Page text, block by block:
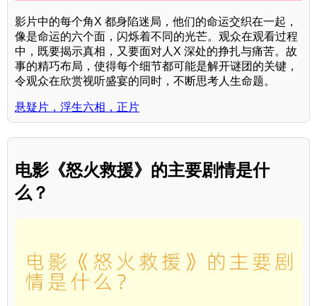
影片中的每个角X 都身陷迷局，他们的命运交织在一起，
像是命运的六个面，闪烁着不同的光芒。观众在观看过程
中，既要揭示真相，又要面对人X 深处的挣扎与痛苦。故
事的精巧布局，使得每个细节都可能是解开谜团的关键，
令观众在欣赏视听盛宴的同时，不断思考人生命题。
悬疑片，浮生六相，正片
电影《怒火救援》的主要剧情是什
么？